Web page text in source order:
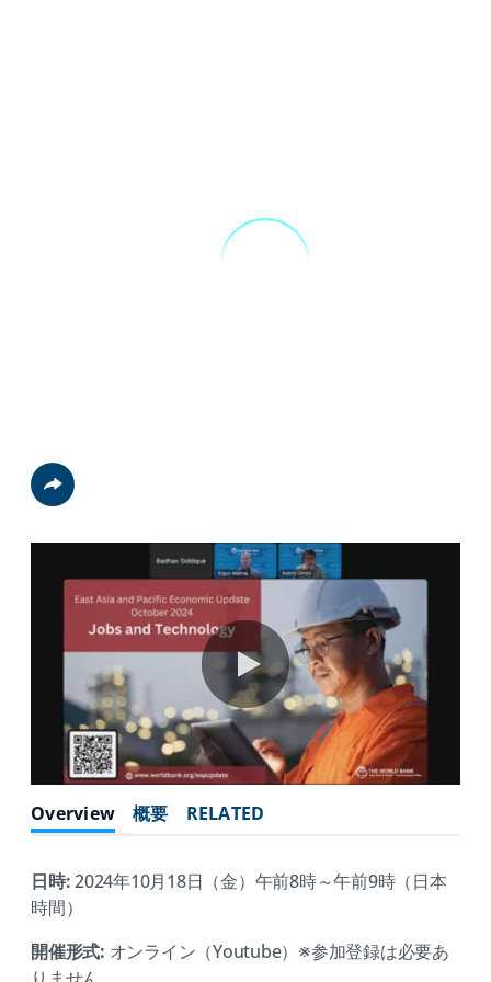
Share
0:00 / 61:54
Overview 概要 RELATED
日時:2024年10月18日（金）午前8時～午前9時（日本
時間）
開催形式: オンライン（Youtube）※参加登録は必要あ
りません